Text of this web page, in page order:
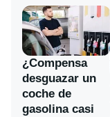
¿Compensa
desguazar un
coche de
gasolina casi